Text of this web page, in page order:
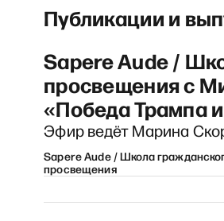
Публикации и
Sapere Aude /
просвещения c
«Победа Трампа
Эфир ведёт Марина
Sapere Aude / Школа
просвещения